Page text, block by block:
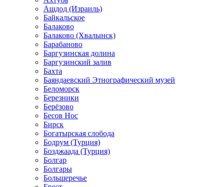
Ашдод (Израиль)
Байкальское
Балаково
Балаково (Хвалынск)
Барабаново
Баргузинская долина
Баргузинский залив
Бахта
Баяндаевский Этнографический музей
Беломорск
Березники
Берёзово
Бесов Нос
Бирск
Богатырская слобода
Бодрум (Турция)
Бозджаада (Турция)
Болгар
Болгары
Большеречье